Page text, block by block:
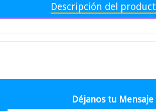
Descripción del
Déjanos tu Mensaje